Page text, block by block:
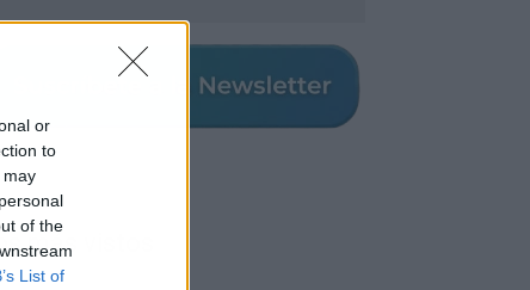
or
to
may
of the
List of
más vistos